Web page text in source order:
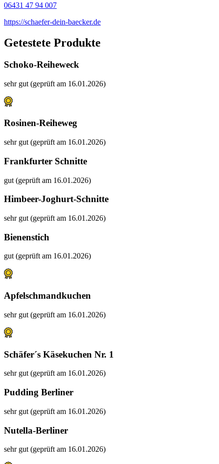
06431 47 94 007
https://schaefer-dein-baecker.de
Getestete Produkte
Schoko-Reiheweck
sehr gut (geprüft am 16.01.2026)
Rosinen-Reiheweg
sehr gut (geprüft am 16.01.2026)
Frankfurter Schnitte
gut (geprüft am 16.01.2026)
Himbeer-Joghurt-Schnitte
sehr gut (geprüft am 16.01.2026)
Bienenstich
gut (geprüft am 16.01.2026)
Apfelschmandkuchen
sehr gut (geprüft am 16.01.2026)
Schäfer´s Käsekuchen Nr. 1
sehr gut (geprüft am 16.01.2026)
Pudding Berliner
sehr gut (geprüft am 16.01.2026)
Nutella-Berliner
sehr gut (geprüft am 16.01.2026)